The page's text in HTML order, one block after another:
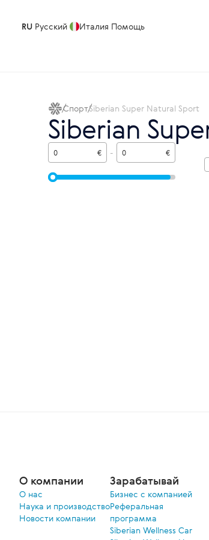
RU Русский Италия Помощь
СпортSiberian Super Natural Sport
Siberian
€ - €
О компании
О нас
Наука и производство
Новости компании
Зарабатывай
Бизнес с компанией
Реферальная
программа
Siberian Wellness Car